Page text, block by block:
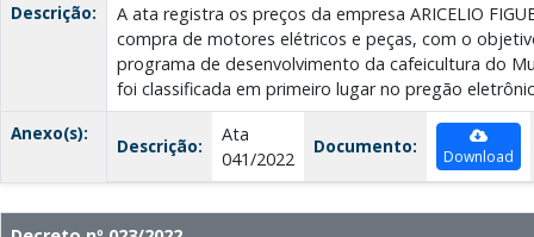
Descrição:
A ata registra os preços da empresa ARICELIO
compra de motores elétricos e peças, com o
programa de desenvolvimento da cafeicultura do
foi classificada em primeiro lugar no pregão
Anexo(s):
Descrição:
Ata
041/2022
Documento: Download